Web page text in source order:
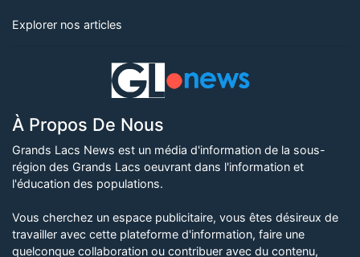
Explorer nos articles
À Propos De Nous
Grands Lacs News est un média d'information de la sous-
région des Grands Lacs oeuvrant dans l'information et
l'éducation des populations.
Vous cherchez un espace publicitaire, vous êtes désireux de
travailler avec cette plateforme d'information, faire une
quelconque collaboration ou contribuer avec du contenu,